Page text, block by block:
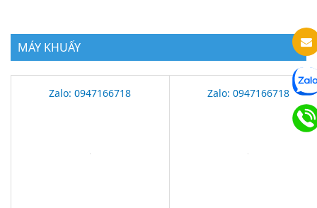
MÁY KHUẤY
Zalo: 0947166718 Zalo: 0947166718